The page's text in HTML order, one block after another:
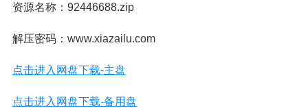
资源名称：92446688.zip
解压密码：www.xiazailu.com
点击进入网盘下载-主盘
点击进入网盘下载-备用盘